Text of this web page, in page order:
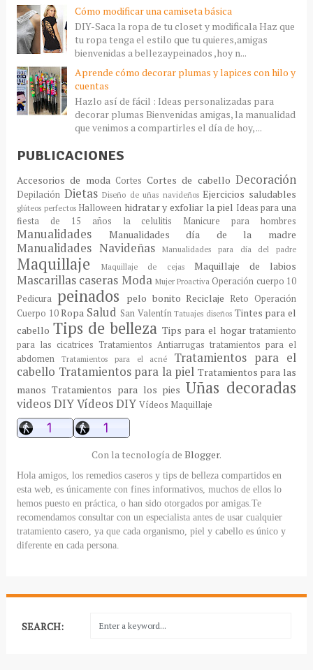
Cómo modificar una camiseta básica
DIY-Saca la ropa de tu closet y modificala Haz que
tu ropa tenga el estilo que tu quieres,amigas
bienvenidas a bellezaypeinados ,hoy n...
Aprende cómo decorar plumas y lapices con hilo y
cuentas
Hazlo así de fácil : Ideas personalizadas para
decorar plumas Bienvenidas amigas, la manualidad
que venimos a compartirles el día de hoy, ...
PUBLICACIONES
Accesorios de moda Cortes Cortes de cabello Decoración
Depilación Dietas Diseño de uñas navideños Ejercicios saludables
glúteos perfectos Halloween hidratar y exfoliar la piel Ideas para una
fiesta de 15 años
la celulitis Manicure para hombres
Manualidades Manualidades día de la madre
Manualidades Navideñas Manualidades para día del padre
Maquillaje Maquillaje de cejas Maquillaje de labios
Mascarillas caseras Moda Mujer Proactiva Operación cuerpo 10
Pedicura peinados pelo bonito Reciclaje Reto Operación
Cuerpo 10 Ropa Salud San Valentín Tatuajes diseños Tintes para el
cabello Tips de belleza Tips para el hogar tratamiento
para las cicatrices Tratamientos Antiarrugas tratamientos para el
abdomen
Tratamientos para el acné
Tratamientos para el
cabello Tratamientos para la piel Tratamientos para las
manos Tratamientos para los pies Uñas decoradas
videos DIYVídeos DIY Vídeos Maquillaje
Con la tecnología de Blogger.
Hola amigos, los remedios caseros y tips de belleza compartidos en
esta web, es únicamente con fines informativos, muchos de ellos lo
hemos puesto en práctica, o han sido otorgados por amigas.Te
recomendamos consultar con un especialista antes de usar cualquier
tratamiento casero, ya que cada organismo, piel y cabello es único y
diferente en cada persona.
SEARCH: